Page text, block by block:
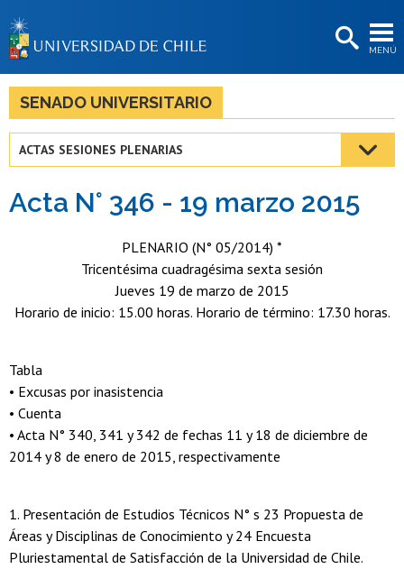
MENÚ
BIBLIOTECAS
LA UNIVERSIDAD
Estudiantes
Académicas/os
Funcionarias/os
Egresadas/os
SENADO UNIVERSITARIO
ACTAS SESIONES PLENARIAS
Acta N° 346 - 19 marzo 2015
PLENARIO (N° 05/2014) *
Tricentésima cuadragésima sexta sesión
Jueves 19 de marzo de 2015
Horario de inicio: 15.00 horas. Horario de término: 17.30 horas.
Tabla
• Excusas por inasistencia
• Cuenta
• Acta N° 340, 341 y 342 de fechas 11 y 18 de diciembre de
2014 y 8 de enero de 2015, respectivamente
1. Presentación de Estudios Técnicos N° s 23 Propuesta de
Áreas y Disciplinas de Conocimiento y 24 Encuesta
Pluriestamental de Satisfacción de la Universidad de Chile.